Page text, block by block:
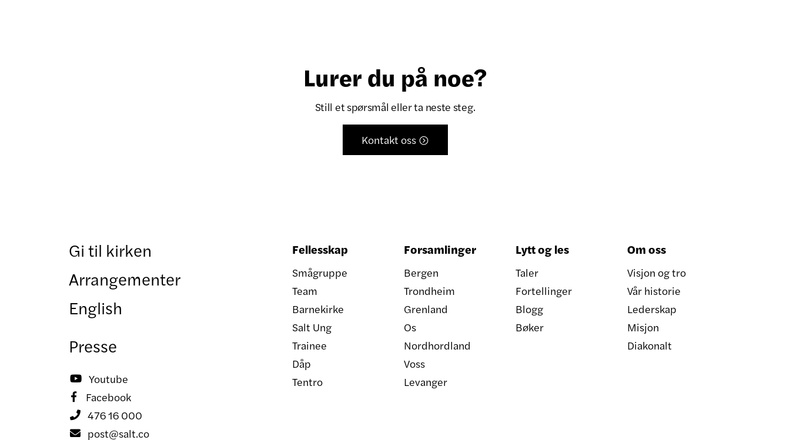
Lurer du på noe?
Still et spørsmål eller ta neste steg.
Kontakt oss 
Gi til kirken
Arrangementer
English
Presse
 Youtube
 Facebook
 476 16 000
 post@salt.co
Fellesskap
Smågruppe
Team
Barnekirke
Salt Ung
Trainee
Dåp
Tentro
Forsamlinger
Bergen
Trondheim
Grenland
Os
Nordhordland
Voss
Levanger
Lytt og les
Taler
Fortellinger
Blogg
Bøker
Om oss
Visjon og tro
Vår historie
Lederskap
Misjon
Diakonalt